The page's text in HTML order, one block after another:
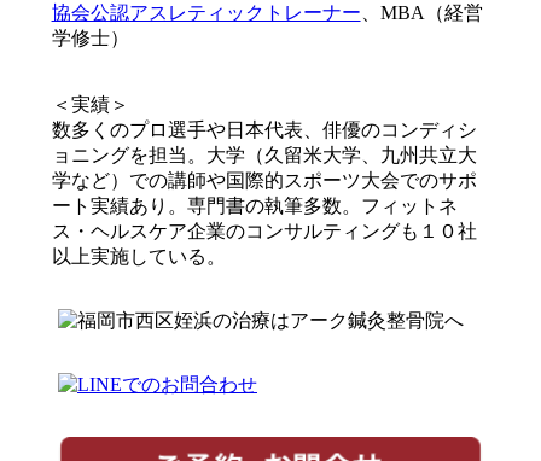
協会公認アスレティックトレーナー 、MBA（経営
学修士）
＜実績＞
数多くのプロ選手や日本代表、俳優のコンディシ
ョニングを担当。大学（久留米大学、九州共立大
学など）での講師や国際的スポーツ大会でのサポ
ート実績あり。専門書の執筆多数。フィットネ
ス・ヘルスケア企業のコンサルティングも１０社
以上実施している。